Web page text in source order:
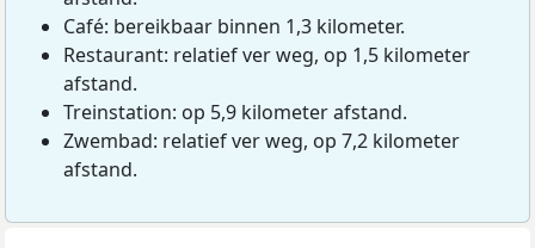
Café: bereikbaar binnen 1,3 kilometer.
Restaurant: relatief ver weg, op 1,5 kilometer
afstand.
Treinstation: op 5,9 kilometer afstand.
Zwembad: relatief ver weg, op 7,2 kilometer
afstand.